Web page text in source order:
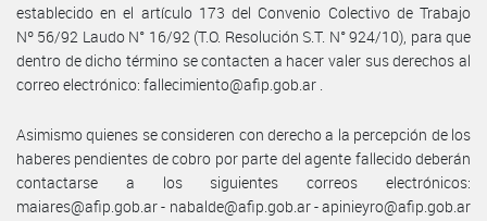
establecido en el artículo 173 del Convenio Colectivo de Trabajo
Nº 56/92 Laudo N° 16/92 (T.O. Resolución S.T. N° 924/10), para que
dentro de dicho término se contacten a hacer valer sus derechos al
correo electrónico: fallecimiento@afip.gob.ar .
Asimismo quienes se consideren con derecho a la percepción de los
haberes pendientes de cobro por parte del agente fallecido deberán
contactarse a los siguientes correos electrónicos:
maiares@afip.gob.ar - nabalde@afip.gob.ar - apinieyro@afip.gob.ar